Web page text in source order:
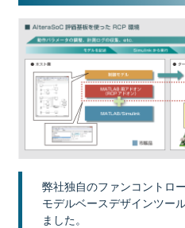
弊社独自のファンコントロ
モデルベースデザインツー
ました。